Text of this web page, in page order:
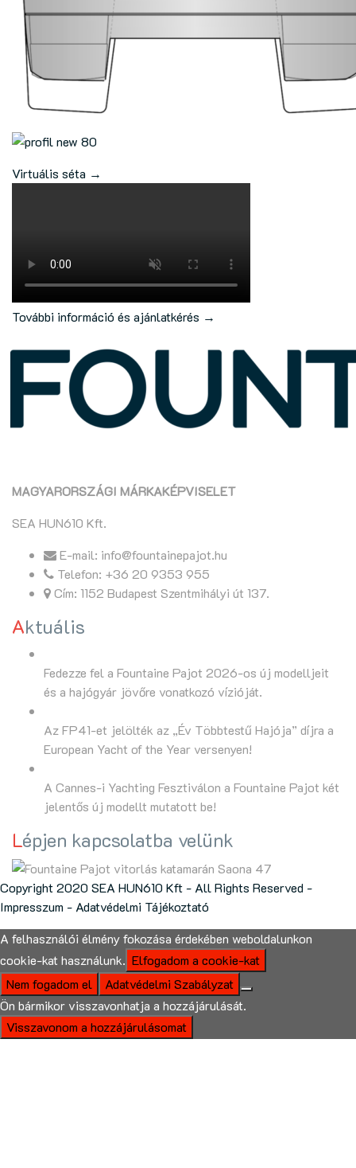
Virtuális séta →
További információ és ajánlatkérés →
MAGYARORSZÁGI MÁRKAKÉPVISELET
SEA HUN610 Kft.
E-mail: info@fountainepajot.hu
Telefon: +36 20 9353 955
Cím: 1152 Budapest Szentmihályi út 137.
Aktuális
Fedezze fel a Fountaine Pajot 2026-os új modelljeit
és a hajógyár jövőre vonatkozó vízióját.
Az FP41-et jelölték az „Év Többtestű Hajója” díjra a
European Yacht of the Year versenyen!
A Cannes-i Yachting Fesztiválon a Fountaine Pajot két
jelentős új modellt mutatott be!
Lépjen kapcsolatba velünk
Copyright 2020 SEA HUN610 Kft - All Rights Reserved -
Impresszum - Adatvédelmi Tájékoztató
A felhasználói élmény fokozása érdekében weboldalunkon
cookie-kat használunk. Elfogadom a cookie-kat
Nem fogadom el
Adatvédelmi Szabályzat
Ön bármikor visszavonhatja a hozzájárulását.
Visszavonom a hozzájárulásomat